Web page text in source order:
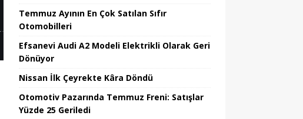
Temmuz Ayının En Çok Satılan Sıfır
Otomobilleri
Efsanevi Audi A2 Modeli Elektrikli Olarak Geri
Dönüyor
Nissan İlk Çeyrekte Kâra Döndü
Otomotiv Pazarında Temmuz Freni: Satışlar
Yüzde 25 Geriledi